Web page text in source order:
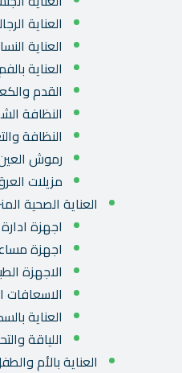
العناية
العناية
العناية
القدم
النظافة
النظافة
رموش
مزيلات
العناية الصحية
اجهزة
اجهزة
الاجهزة
الاسعافات
العناية
اللياقة
العناية بالأم